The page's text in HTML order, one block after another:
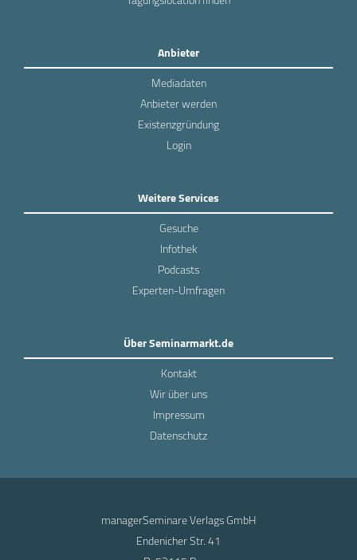
Anbieter
Mediadaten
Anbieter werden
Existenzgründung
Login
Weitere Services
Gesuche
Infothek
Podcasts
Experten-Umfragen
Über Seminarmarkt.de
Kontakt
Wir über uns
Impressum
Datenschutz
managerSeminare Verlags GmbH
Endenicher Str. 41